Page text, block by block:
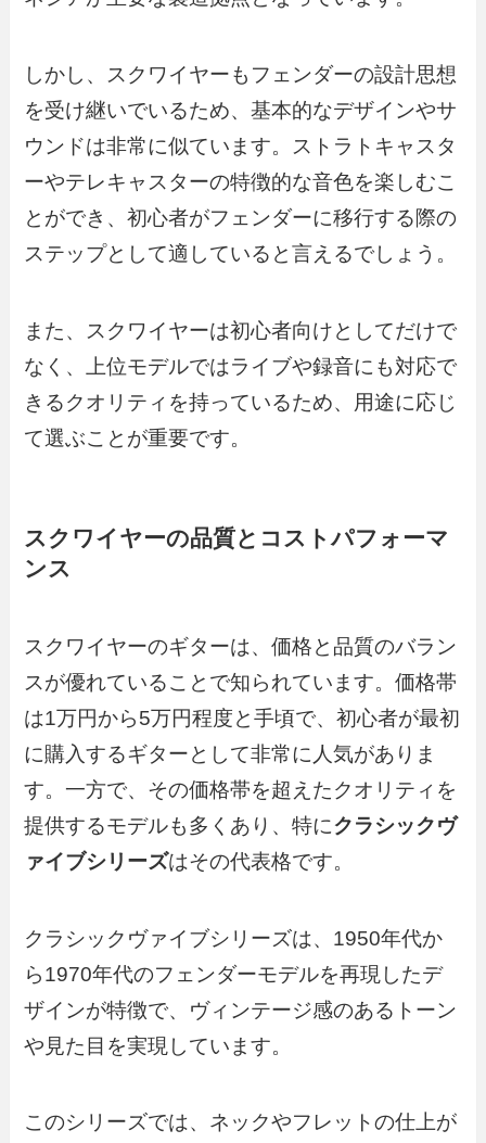
しかし、スクワイヤーもフェンダーの設計思想
を受け継いでいるため、基本的なデザインやサ
ウンドは非常に似ています。ストラトキャスタ
ーやテレキャスターの特徴的な音色を楽しむこ
とができ、初心者がフェンダーに移行する際の
ステップとして適していると言えるでしょう。
また、スクワイヤーは初心者向けとしてだけで
なく、上位モデルではライブや録音にも対応で
きるクオリティを持っているため、用途に応じ
て選ぶことが重要です。
スクワイヤーの品質とコストパフォーマ
ンス
スクワイヤーのギターは、価格と品質のバラン
スが優れていることで知られています。価格帯
は1万円から5万円程度と手頃で、初心者が最初
に購入するギターとして非常に人気がありま
す。一方で、その価格帯を超えたクオリティを
提供するモデルも多くあり、特にクラシックヴ
ァイブシリーズはその代表格です。
クラシックヴァイブシリーズは、1950年代か
ら1970年代のフェンダーモデルを再現したデ
ザインが特徴で、ヴィンテージ感のあるトーン
や見た目を実現しています。
このシリーズでは、ネックやフレットの仕上が